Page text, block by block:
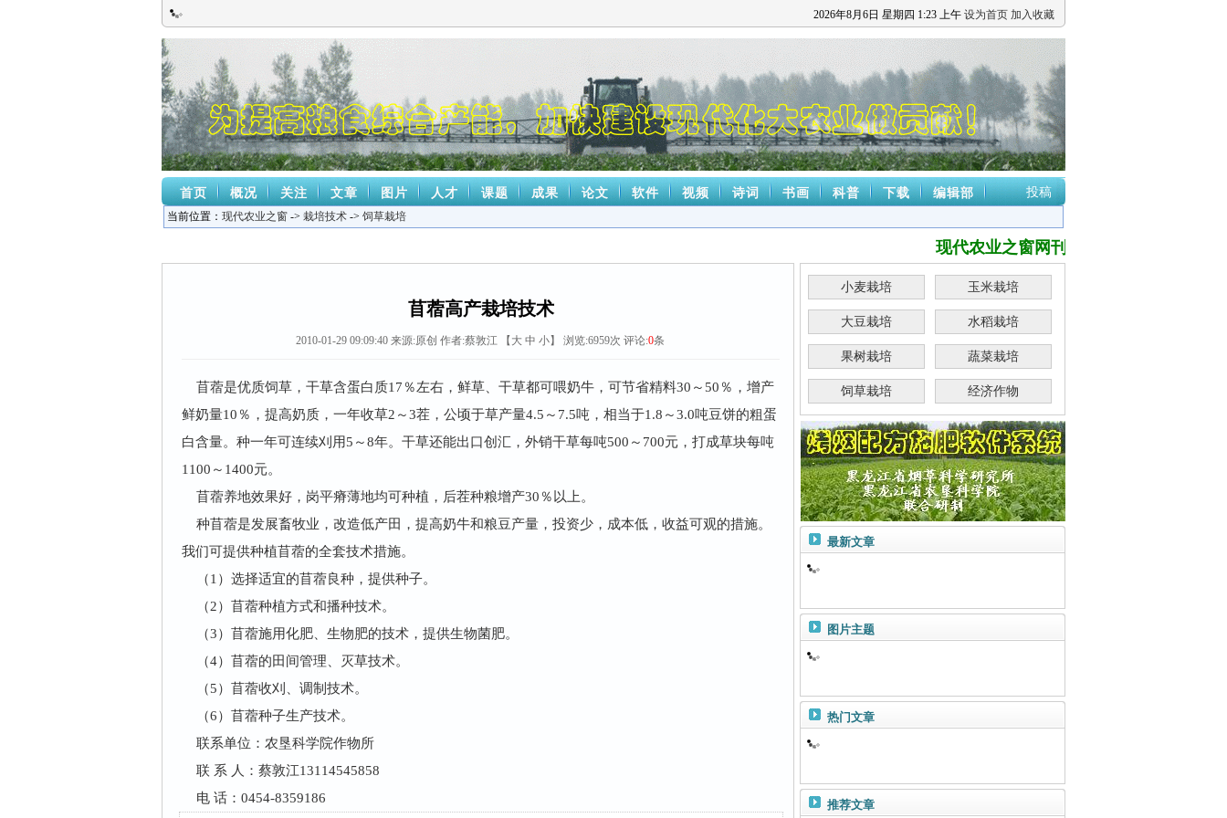
2026年8月 6日 星期四 1:23 上午 设为首页 加入收藏
首页 概况 关注 文章 图片 人才 课题 成果 论文 软件 视频 诗词 书画 科普 下载 编辑部 投稿
当前位置： 现代农业之窗 -> 栽培技术 -> 饲草栽培
现代农业之窗网刊登的署名作品，其内
苜蓿高产栽培技术
2010-01-29 09:09:40 来源:原创 作者:蔡敦江 【 大 中 小】 浏览:6959次 评论:0条
苜蓿是优质饲草，干草含蛋白质17％左右，鲜草、干草都可喂奶牛，可节省精料30～50％，增产
鲜奶量10％，提高奶质，一年收草2～3茬，公顷于草产量4.5～7.5吨，相当于1.8～3.0吨豆饼的粗蛋
白含量。种一年可连续刈用5～8年。干草还能出口创汇，外销干草每吨500～700元，打成草块每吨
1100～1400元。
苜蓿养地效果好，岗平瘠薄地均可种植，后茬种粮增产30％以上。
种苜蓿是发展畜牧业，改造低产田，提高奶牛和粮豆产量，投资少，成本低，收益可观的措施。
我们可提供种植苜蓿的全套技术措施。
（1）选择适宜的苜蓿良种，提供种子。
（2）苜蓿种植方式和播种技术。
（3）苜蓿施用化肥、生物肥的技术，提供生物菌肥。
（4）苜蓿的田间管理、灭草技术。
（5）苜蓿收刈、调制技术。
（6）苜蓿种子生产技术。
联系单位：农垦科学院作物所
联 系 人：蔡敦江13114545858
电 话：0454-8359186
小麦栽培 玉米栽培
大豆栽培 水稻栽培
果树栽培 蔬菜栽培
饲草栽培 经济作物
最新文章
图片主题
热门文章
推荐文章